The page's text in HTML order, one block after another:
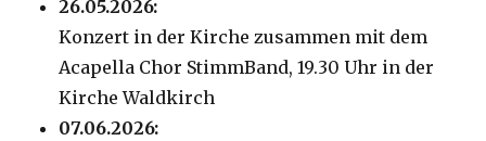
26.05.2026:
Konzert in der Kirche zusammen mit dem
Acapella Chor StimmBand, 19.30 Uhr in der
Kirche Waldkirch
07.06.2026: